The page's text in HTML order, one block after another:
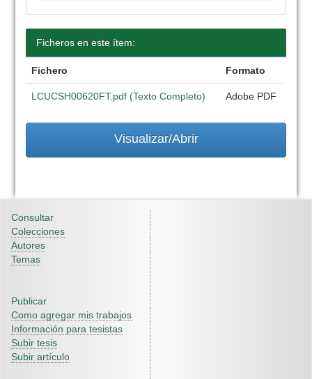
Ficheros en este ítem:
Fichero Formato
LCUCSH00620FT.pdf (Texto Completo) Adobe PDF
Visualizar/Abrir
Consultar
Colecciones
Autores
Temas
Publicar
Como agregar mis trabajos
Información para tesistas
Subir tesis
Subir artículo